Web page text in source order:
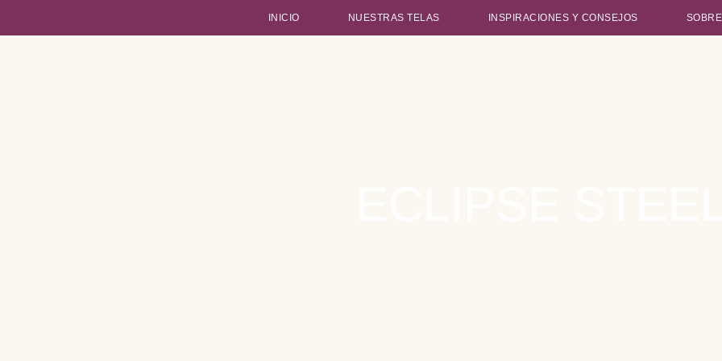
INICIO NUESTRAS TELAS INSPIRACIONES Y CONSEJOS